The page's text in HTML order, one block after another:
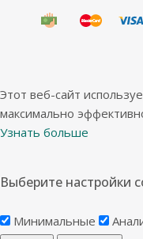
Этот веб-сайт
максимально
Узнать больше
Выберите настройки
Минимальные